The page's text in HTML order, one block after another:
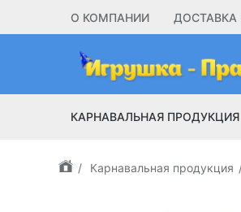
О КОМПАНИИ ДОСТАВКА
КАРНАВАЛЬНАЯ ПРОДУКЦИЯ
Карнавальная продукция